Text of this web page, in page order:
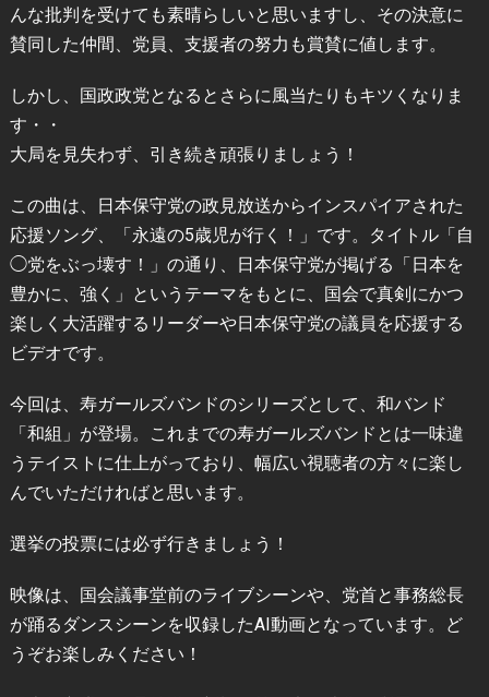
んな批判を受けても素晴らしいと思いますし、その決意に
賛同した仲間、党員、支援者の努力も賞賛に値します。
しかし、国政政党となるとさらに風当たりもキツくなりま
す・・
大局を見失わず、引き続き頑張りましょう！
この曲は、日本保守党の政見放送からインスパイアされた
応援ソング、「永遠の5歳児が行く！」です。タイトル「自
◯党をぶっ壊す！」の通り、日本保守党が掲げる「日本を
豊かに、強く」というテーマをもとに、国会で真剣にかつ
楽しく大活躍するリーダーや日本保守党の議員を応援する
ビデオです。
今回は、寿ガールズバンドのシリーズとして、和バンド
「和組」が登場。これまでの寿ガールズバンドとは一味違
うテイストに仕上がっており、幅広い視聴者の方々に楽し
んでいただければと思います。
選挙の投票には必ず行きましょう！
映像は、国会議事堂前のライブシーンや、党首と事務総長
が踊るダンスシーンを収録したAI動画となっています。ど
うぞお楽しみください！